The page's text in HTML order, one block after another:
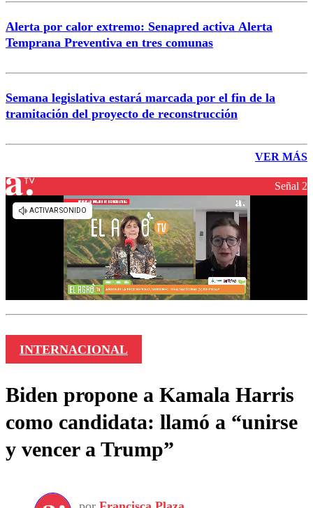
Alerta por calor extremo: Senapred activa Alerta
Temprana Preventiva en tres comunas
Semana legislativa estará marcada por el fin de la
tramitación del proyecto de reconstrucción
VER MÁS
Señal 2
INTERNACIONAL
Biden propone a Kamala Harris
como candidata: llamó a “unirse
y vencer a Trump”